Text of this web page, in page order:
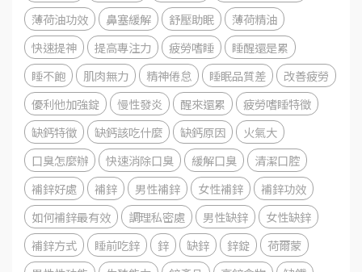
薄荷油功效
鼻塞緩解 舒壓助眠
薄荷精油
快速提神
提高專注力 疲勞嗜睡
睡醒還是累
睡不飽
肌肉無力 精神倦怠 睡眠品質差
改善疲勞
優利他加強錠
慢性發炎 醒來還累
疲勞嗜睡特徵
缺鈣特徵
缺鈣該吃什麼 缺鈣原因
火氣大
口臭怎麼辦
快速消除口臭 緩解口臭
清潔口腔
補鋅好處
補鋅 男性補鋅 女性補鋅
補鋅功效
如何補鋅最有效
調理私密處 男性缺鋅
女性缺鋅
補鋅方式
睡前吃鋅 鋅 缺鋅 鋅錠
荷爾蒙